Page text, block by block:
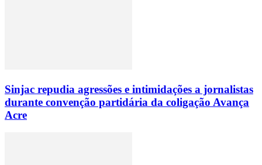
Sinjac repudia agressões e intimidações a jornalistas
durante convenção partidária da coligação Avança
Acre